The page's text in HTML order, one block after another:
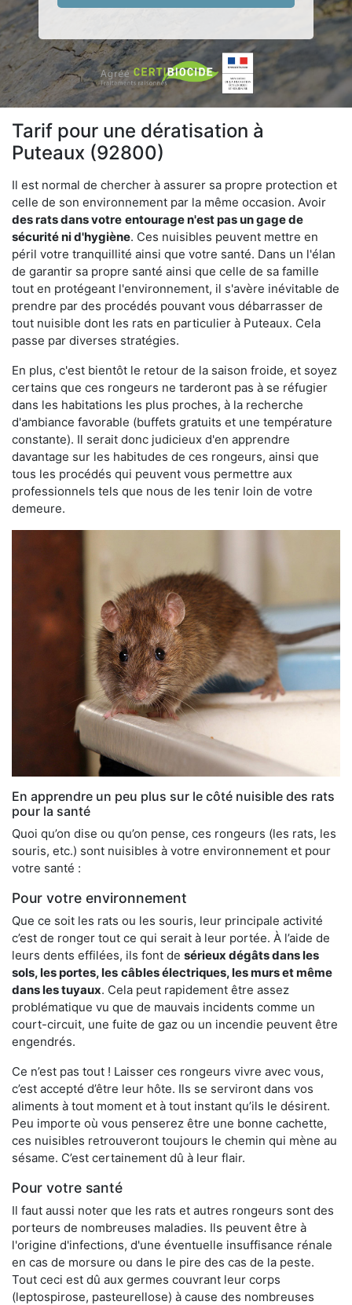
Tarif pour une dératisation à
Puteaux (92800)
Il est normal de chercher à assurer sa propre protection et
celle de son environnement par la même occasion. Avoir
des rats dans votre entourage n'est pas un gage de
sécurité ni d'hygiène. Ces nuisibles peuvent mettre en
péril votre tranquillité ainsi que votre santé. Dans un l'élan
de garantir sa propre santé ainsi que celle de sa famille
tout en protégeant l'environnement, il s'avère inévitable de
prendre par des procédés pouvant vous débarrasser de
tout nuisible dont les rats en particulier à Puteaux. Cela
passe par diverses stratégies.
En plus, c'est bientôt le retour de la saison froide, et soyez
certains que ces rongeurs ne tarderont pas à se réfugier
dans les habitations les plus proches, à la recherche
d'ambiance favorable (buffets gratuits et une température
constante). Il serait donc judicieux d'en apprendre
davantage sur les habitudes de ces rongeurs, ainsi que
tous les procédés qui peuvent vous permettre aux
professionnels tels que nous de les tenir loin de votre
demeure.
En apprendre un peu plus sur le côté nuisible des rats
pour la santé
Quoi qu’on dise ou qu’on pense, ces rongeurs (les rats, les
souris, etc.) sont nuisibles à votre environnement et pour
votre santé :
Pour votre environnement
Que ce soit les rats ou les souris, leur principale activité
c’est de ronger tout ce qui serait à leur portée. À l’aide de
leurs dents effilées, ils font de sérieux dégâts dans les
sols, les portes, les câbles électriques, les murs et même
dans les tuyaux. Cela peut rapidement être assez
problématique vu que de mauvais incidents comme un
court-circuit, une fuite de gaz ou un incendie peuvent être
engendrés.
Ce n’est pas tout ! Laisser ces rongeurs vivre avec vous,
c’est accepté d’être leur hôte. Ils se serviront dans vos
aliments à tout moment et à tout instant qu’ils le désirent.
Peu importe où vous penserez être une bonne cachette,
ces nuisibles retrouveront toujours le chemin qui mène au
sésame. C’est certainement dû à leur flair.
Pour votre santé
Il faut aussi noter que les rats et autres rongeurs sont des
porteurs de nombreuses maladies. Ils peuvent être à
l'origine d'infections, d'une éventuelle insuffisance rénale
en cas de morsure ou dans le pire des cas de la peste.
Tout ceci est dû aux germes couvrant leur corps
(leptospirose, pasteurellose) à cause des nombreuses